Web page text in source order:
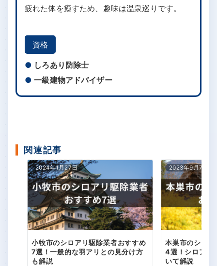
疲れた体を癒すため、趣味は温泉巡りです。
資格
しろあり防除士
一級建物アドバイザー
関連記事
2024年1月27日
小牧市のシロアリ駆除業者おすすめ
7選！一般的な羽アリとの見分け方
も解説
2023年9月7日
本巣市のシロ
4選！シロアリ
いて解説